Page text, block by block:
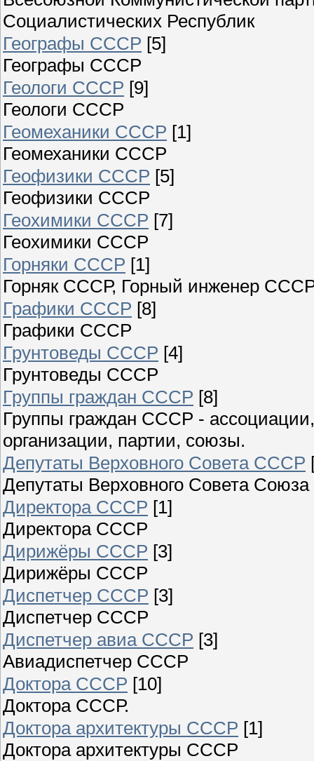
Социалистических Республик
Географы СССР [5]
Географы СССР
Геологи СССР [9]
Геологи СССР
Геомеханики СССР [1]
Геомеханики СССР
Геофизики СССР [5]
Геофизики СССР
Геохимики СССР [7]
Геохимики СССР
Горняки СССР [1]
Горняк СССР, Горный инженер
Графики СССР [8]
Графики СССР
Грунтоведы СССР [4]
Грунтоведы СССР
Группы граждан СССР [8]
Группы граждан СССР -
организации, партии, союзы.
Депутаты Верховного Совета СССР
Депутаты Верховного Совета
Директора СССР [1]
Директора СССР
Дирижёры СССР [3]
Дирижёры СССР
Диспетчер СССР [3]
Диспетчер СССР
Диспетчер авиа СССР [3]
Авиадиспетчер СССР
Доктора СССР [10]
Доктора СССР.
Доктора архитектуры СССР [1]
Доктора архитектуры СССР